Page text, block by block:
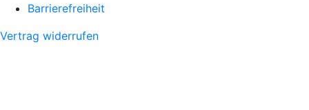
Barrierefreiheit
Vertrag widerrufen